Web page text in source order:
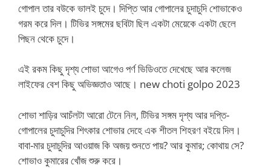
গোপাল তার বউকে ভালই চুদে। দিপ্তি আর গোপালের চুদাচুদি শোভাকেও
গরম করে দিল। টিভির সঙ্গমের ছবিটা ছিল একটা মেয়েকে একটা ছেলে
পিছন থেকে চুদে।
এই রকম কিছু দৃশ্য শোভা আগেও পর্ণ ভিডিওতে দেখেছে আর কলেজ
লাইফের বেশ কিছু অভিজ্ঞতাও আছে। new choti golpo 2023
শোভা শাড়ির আচঁলটা আরো টেনে নিল, টিভির সঙ্গম দৃশ্য আর দপ্তি-
গোপালের চুদাচুদির শিৎকার শোভার দেহে এক শীতল শিহরণ বইয়ে দিল।
বাবা-মার চুদাচুদির আওয়াজ কি অজয় শুনতে পায়? আর কুমার; কোথায় সে?
শোভাও কুমারের খোঁজ শুরু করে।